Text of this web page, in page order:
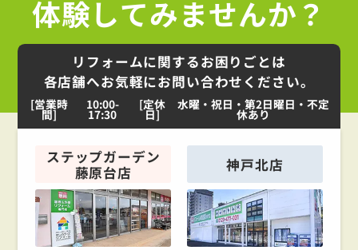
体験してみませんか？
リフォームに関するお困りごとは
各店舗へお気軽にお問い合わせください。
[営業時
間]
10:00-
17:30
[定休
日]
水曜・祝日・第2日曜日・不定
休あり
ステップガーデン
藤原台店
神戸北店